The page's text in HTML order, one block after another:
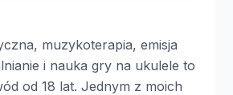
muzykoterapia, emisja
i nauka gry na ukulele to
od 18 lat. Jednym z moich